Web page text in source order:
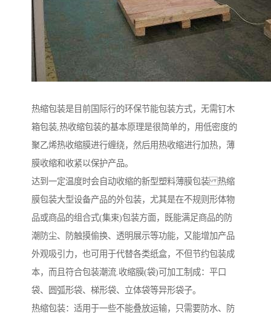
热缩包装是目前国际行的环保节能包装方式，无需钉木
箱包装,热收缩包装的基本原理是很简单的，用低密度的
聚乙烯热收缩膜进行缠绕，然后用热收缩进行加热，薄
膜收缩和收紧以保护产品。
达到一定温度时会自动收缩的新型塑料薄膜包装 热缩
膜包装大型设备产品的外包装，尤其是在不规则形体物
品或商品的组合式(集束)包装方面，既能满足商品的防
潮防尘、防触摸偷换、透明展示等功能，又能增加产品
外观吸引力，也可用于代替各类纸盒，不但节约包装成
本，而且符合包装潮流.收缩膜(袋)可加工制成：平口
袋、圆弧形袋、梯形袋、立体袋等异形袋子。
热缩包装：适用于一些不能叠放运输，只需要防水、防